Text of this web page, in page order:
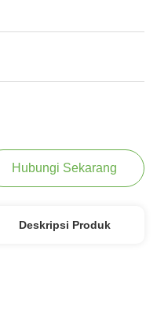
Hubungi Sekarang
Deskripsi Produk